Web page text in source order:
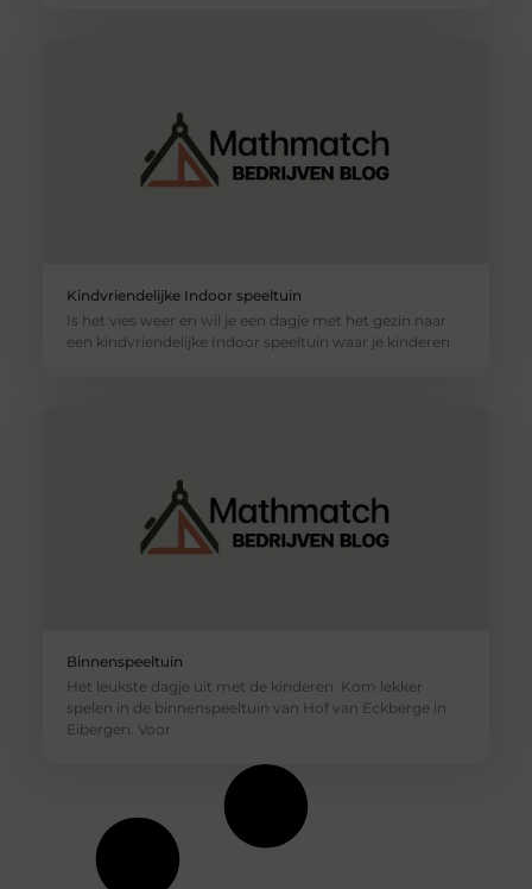
Kindvriendelijke Indoor speeltuin
Is het vies weer en wil je een dagje met het gezin naar
een kindvriendelijke Indoor speeltuin waar je kinderen
Binnenspeeltuin
Het leukste dagje uit met de kinderen Kom lekker
spelen in de binnenspeeltuin van Hof van Eckberge in
Eibergen. Voor